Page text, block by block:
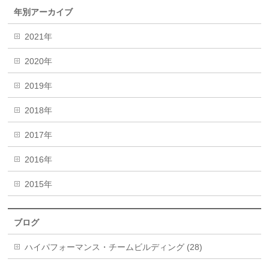
年別アーカイブ
2021年
2020年
2019年
2018年
2017年
2016年
2015年
ブログ
ハイパフォーマンス・チームビルディング (28)